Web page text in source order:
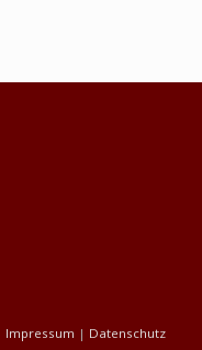
Impressum | Datenschutz